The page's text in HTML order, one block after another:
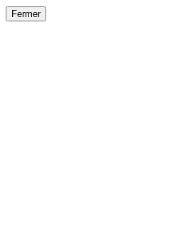
Fermer